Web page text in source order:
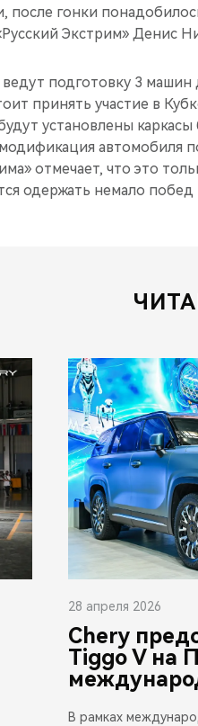
после гонки
Экстрим» Денис
подготовку 3 машин
принять участие в
установлены
автомобиля
отмечает, что это
одержать немало побед
28 апреля 2026
Chery
Tiggo V на
В рамках